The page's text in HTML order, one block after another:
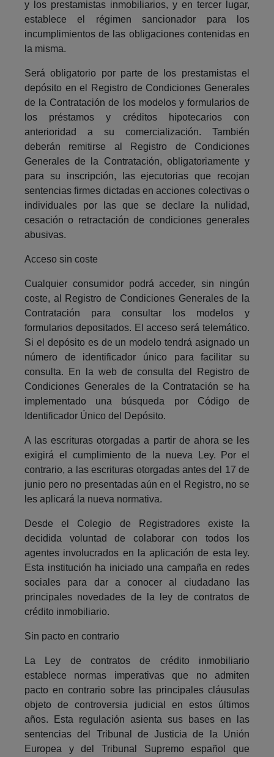
y los prestamistas inmobiliarios, y en tercer lugar,
establece el régimen sancionador para los
incumplimientos de las obligaciones contenidas en
la misma.
Será obligatorio por parte de los prestamistas el
depósito en el Registro de Condiciones Generales
de la Contratación de los modelos y formularios de
los préstamos y créditos hipotecarios con
anterioridad a su comercialización. También
deberán remitirse al Registro de Condiciones
Generales de la Contratación, obligatoriamente y
para su inscripción, las ejecutorias que recojan
sentencias firmes dictadas en acciones colectivas o
individuales por las que se declare la nulidad,
cesación o retractación de condiciones generales
abusivas.
Acceso sin coste
Cualquier consumidor podrá acceder, sin ningún
coste, al Registro de Condiciones Generales de la
Contratación para consultar los modelos y
formularios depositados. El acceso será telemático.
Si el depósito es de un modelo tendrá asignado un
número de identificador único para facilitar su
consulta. En la web de consulta del Registro de
Condiciones Generales de la Contratación se ha
implementado una búsqueda por Código de
Identificador Único del Depósito.
A las escrituras otorgadas a partir de ahora se les
exigirá el cumplimiento de la nueva Ley. Por el
contrario, a las escrituras otorgadas antes del 17 de
junio pero no presentadas aún en el Registro, no se
les aplicará la nueva normativa.
Desde el Colegio de Registradores existe la
decidida voluntad de colaborar con todos los
agentes involucrados en la aplicación de esta ley.
Esta institución ha iniciado una campaña en redes
sociales para dar a conocer al ciudadano las
principales novedades de la ley de contratos de
crédito inmobiliario.
Sin pacto en contrario
La Ley de contratos de crédito inmobiliario
establece normas imperativas que no admiten
pacto en contrario sobre las principales cláusulas
objeto de controversia judicial en estos últimos
años. Esta regulación asienta sus bases en las
sentencias del Tribunal de Justicia de la Unión
Europea y del Tribunal Supremo español que